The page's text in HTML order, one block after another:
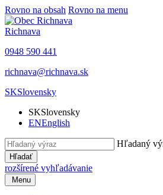
Rovno na obsah Rovno na menu
Richnava
0948 590 441
richnava@richnava.sk
SKSlovensky
SKSlovensky
ENEnglish
Hľadaný
Hľadať
rozšírené vyhľadávanie
Menu